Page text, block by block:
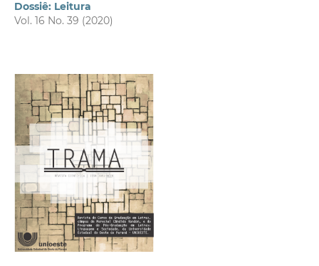
Dossiê: Leitura
Vol. 16 No. 39 (2020)